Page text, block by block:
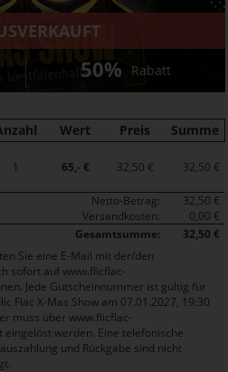
50% Rabatt
Wert Preis Summe
1 65,- € 32,50 € 32,50 €
Netto-Betrag:
32,50 €
Versandkosten:
0,00 €
Gesamtsumme:
32,50 €
Sie eine E-Mail mit der/den
sofort auf www.flicflac-
Jede Gutscheinnummer ist gültig für
Flac X-Mas Show am 07.01.2027, 19:30
muss über www.flicflac-
werden. Eine telefonische
und Rückgabe sind nicht